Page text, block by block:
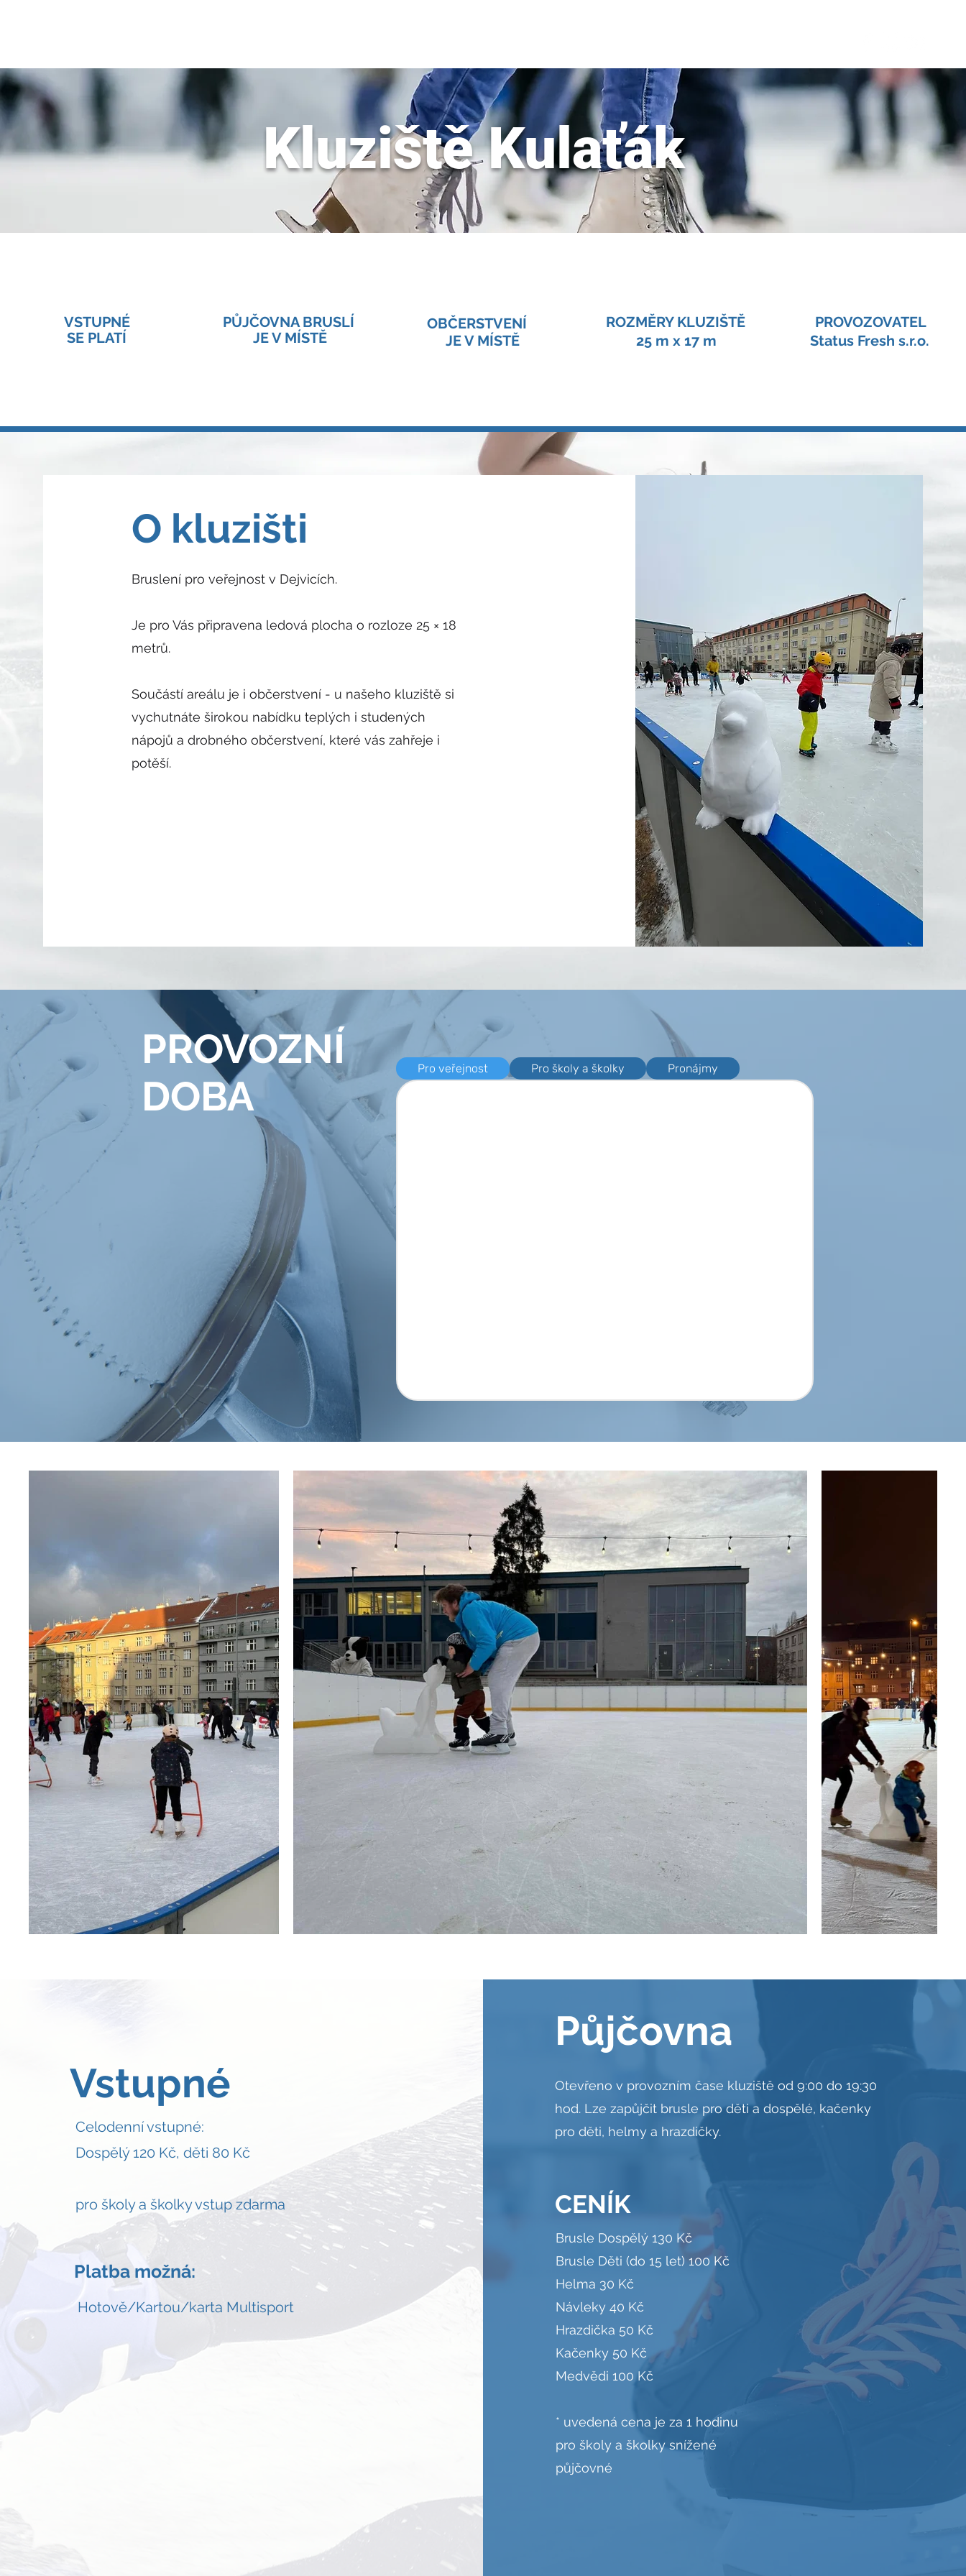
Kluziště Kulaťák
VSTUPNÉ
SE PLATÍ
PŮJČOVNA BRUSLÍ
JE V MÍSTĚ
OBČERSTVENÍ
JE V MÍSTĚ
ROZMĚRY KLUZIŠTĚ
25 m x 17 m
PROVOZOVATEL
Status Fresh s.r.o.
O kluzišti
Bruslení pro veřejnost v Dejvicích.
Je pro Vás připravena ledová plocha o rozloze 25 × 18
metrů.
Součástí areálu je i občerstvení - u našeho kluziště si
vychutnáte širokou nabídku teplých i studených
nápojů a drobného občerstvení, které vás zahřeje i
potěší.
PROVOZNÍ
DOBA
Pro veřejnost Pro školy a školky Pronájmy
Vstupné
Celodenní vstupné:
Dospělý 120 Kč, děti 80 Kč
pro školy a školky vstup zdarma
Platba možná:
Hotově/Kartou/karta Multisport
Půjčovna
Otevřeno v provozním čase kluziště od 9:00 do 19:30
hod. Lze zapůjčit brusle pro děti a dospělé, kačenky
pro děti, helmy a hrazdičky.
CENÍK
Brusle Dospělý 130 Kč
Brusle Děti (do 15 let) 100 Kč
Helma 30 Kč
Návleky 40 Kč
Hrazdička 50 Kč
Kačenky 50 Kč
Medvědi 100 Kč
* uvedená cena je za 1 hodinu
pro školy a školky snížené
půjčovné